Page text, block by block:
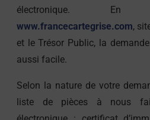
électronique.
www.francecartegrise.com,
et le Trésor Public, la
aussi facile.
Selon la nature de votre
liste de pièces à nous